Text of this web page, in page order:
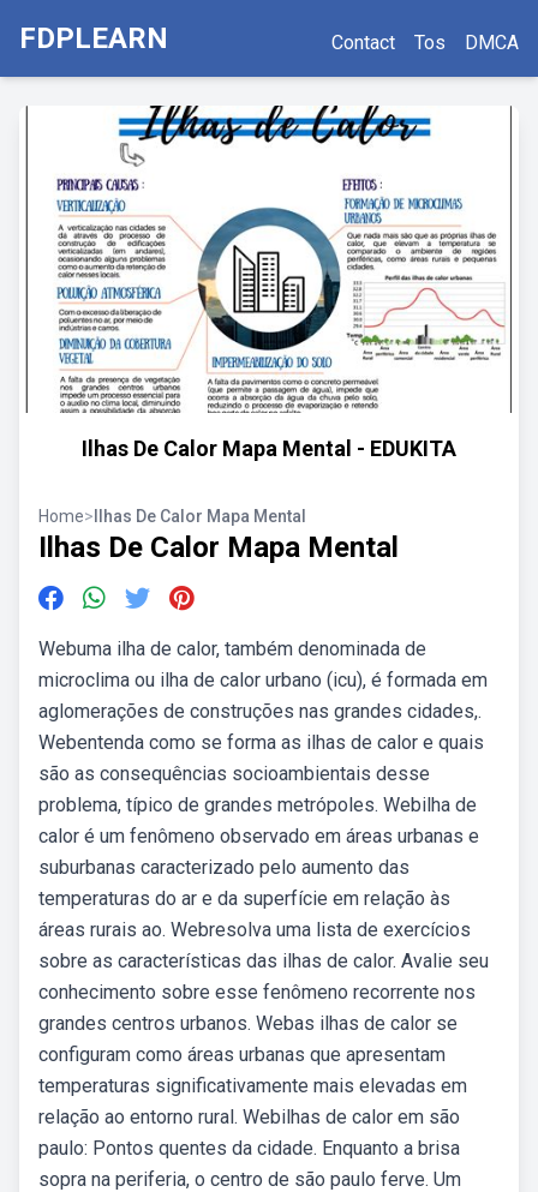
FDPLEARN Contact Tos DMCA
Ilhas De Calor Mapa Mental - EDUKITA
Home> Ilhas De Calor Mapa Mental
Ilhas De Calor Mapa Mental
Webuma ilha de calor, também denominada de
microclima ou ilha de calor urbano (icu), é formada em
aglomerações de construções nas grandes cidades,.
Webentenda como se forma as ilhas de calor e quais
são as consequências socioambientais desse
problema, típico de grandes metrópoles. Webilha de
calor é um fenômeno observado em áreas urbanas e
suburbanas caracterizado pelo aumento das
temperaturas do ar e da superfície em relação às
áreas rurais ao. Webresolva uma lista de exercícios
sobre as características das ilhas de calor. Avalie seu
conhecimento sobre esse fenômeno recorrente nos
grandes centros urbanos. Webas ilhas de calor se
configuram como áreas urbanas que apresentam
temperaturas significativamente mais elevadas em
relação ao entorno rural. Webilhas de calor em são
paulo: Pontos quentes da cidade. Enquanto a brisa
sopra na periferia, o centro de são paulo ferve. Um